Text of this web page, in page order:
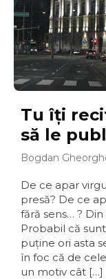
Tu îţi
să le
Bogdan
De ce apar
presă? De ce
fără sens… ?
Probabil că
puţine ori asta
în foc că de
un motiv cât […]